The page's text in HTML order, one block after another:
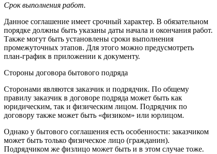
Срок выполнения работ.
Данное соглашение имеет срочный характер. В обязательном
порядке должны быть указаны даты начала и окончания работ.
Также могут быть установлены сроки выполнения
промежуточных этапов. Для этого можно предусмотреть
план-график в приложении к документу.
Стороны договора бытового подряда
Сторонами являются заказчик и подрядчик. По общему
правилу заказчик в договоре подряда может быть как
юридическим, так и физическим лицом. Подрядчик по
договору также может быть «физиком» или юрлицом.
Однако у бытового соглашения есть особенности: заказчиком
может быть только физическое лицо (гражданин).
Подрядчиком же физлицо может быть и в этом случае тоже.